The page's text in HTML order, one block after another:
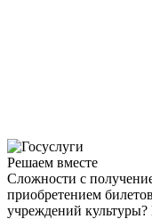
Решаем вместе
Сложности с
приобретением
учреждений культуры?